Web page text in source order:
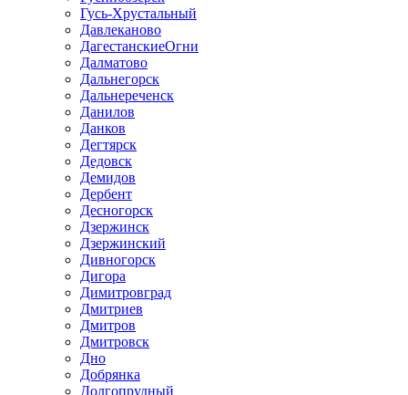
Гусь-Хрустальный
Давлеканово
ДагестанскиеОгни
Далматово
Дальнегорск
Дальнереченск
Данилов
Данков
Дегтярск
Дедовск
Демидов
Дербент
Десногорск
Дзержинск
Дзержинский
Дивногорск
Дигора
Димитровград
Дмитриев
Дмитров
Дмитровск
Дно
Добрянка
Долгопрудный